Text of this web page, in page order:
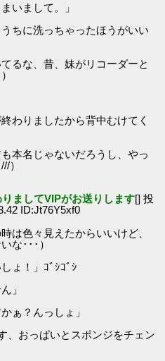
いまして。」
ちに洗っちゃったほうがいい
るな、昔、妹がリコーダーと
わりましたから背中むけてく
本名じゃないだろうし、やっ
）
ましてVIPがお送りします[] 投
ID:Jt76Y5xf0
は色々見えたからいいけど、
な･･･）
ょ！」ｺﾞｼｺﾞｼ
」
ぁ？んっしょ」
おっぱいとスポンジをチェン